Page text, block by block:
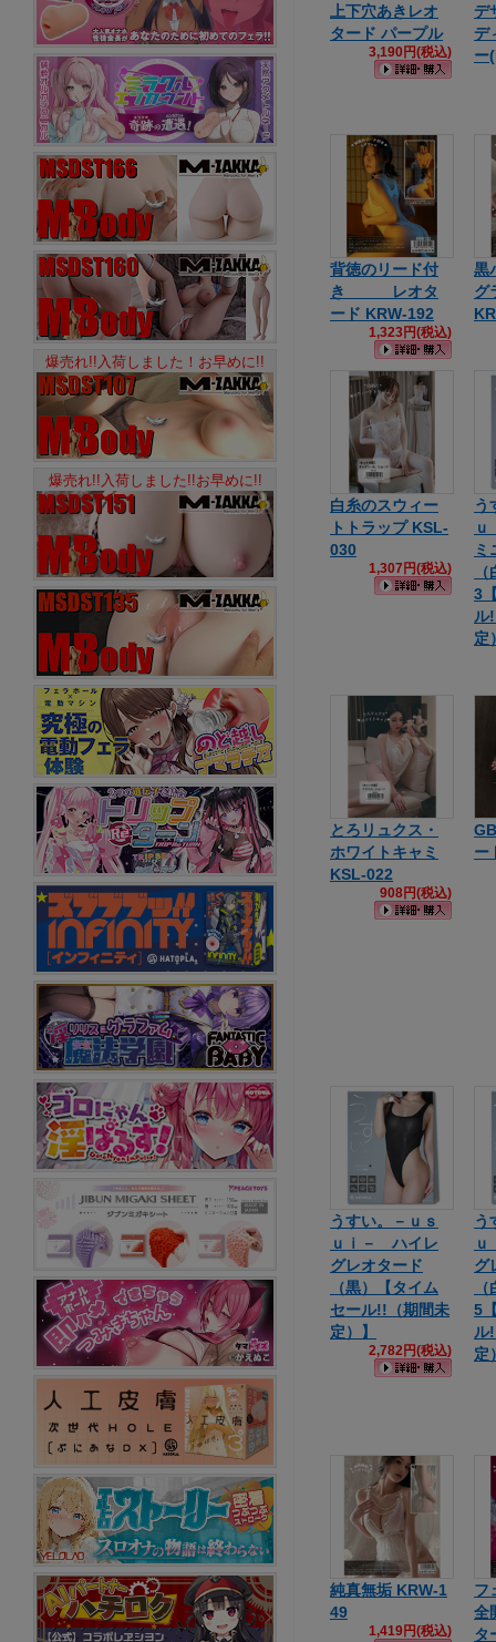
上下穴あきレオ
タード パープル
3,190円(税込)
デ
デ
ー
背徳のリード付
き レオタ
ード KRW-192
1,323円(税込)
グ
白糸のスウィー
トトラップ KSL-
030
1,307円(税込)
う
ミ
3
ル
定
とろリュクス・
ホワイトキャミ
KSL-022
908円(税込)
ー
うすい。－ｕｓ
ｕｉ－ ハイレ
グレオタード
（黒）【タイム
セール!!（期間未
定）】
2,782円(税込)
う
グ
5
ル
定
純真無垢 KRW-1
49
1,419円(税込)
フ
全
タ
爆売れ!!入荷しました！お早めに!!
爆売れ!!入荷しました!!お早めに!!